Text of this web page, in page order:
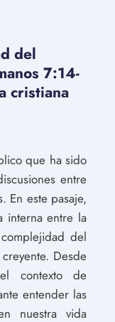
del
7:14-
cristiana
que ha sido
entre
En este pasaje,
interna entre la
del
Desde
contexto de
entender las
nuestra vida